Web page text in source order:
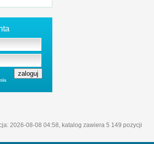
2026-08-08 04:58, katalog zawiera 5 149 pozycji